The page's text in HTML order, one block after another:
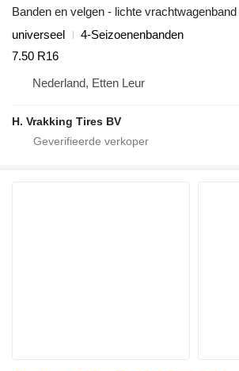
Banden en velgen - lichte vrachtwagenband
universeel
4-Seizoenenbanden
7.50 R16
Nederland, Etten Leur
H. Vrakking Tires BV